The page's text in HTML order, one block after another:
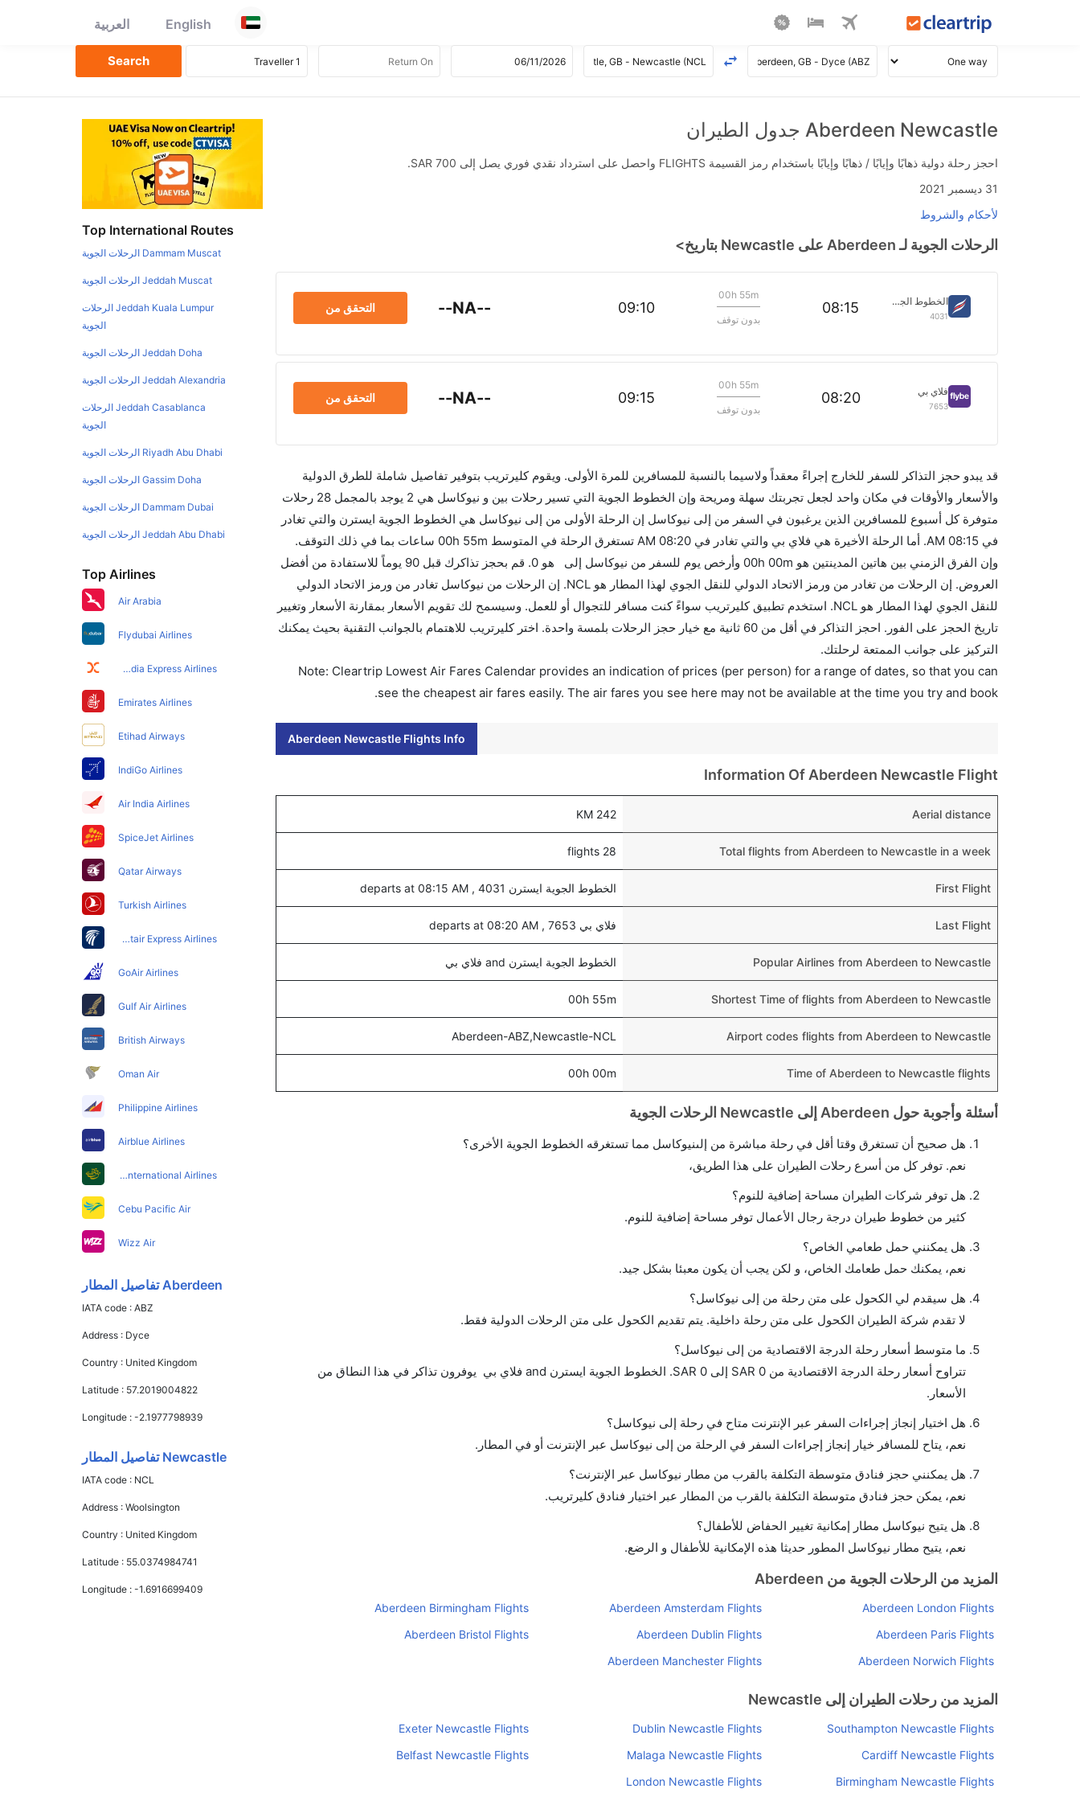
English العربية
Aberdeen Newcastle جدول الطيران
احجز رحلة دولية ذهابًا وإيابًا / ذهابًا وإيابًا باستخدام رمز القسيمة FLIGHTS واحصل على استرداد نقدي فوري يصل إلى SAR 700.
31 ديسمبر 2021
لأحكام والشروط
الرحلات الجوية لـ Aberdeen على Newcastle بتاريخ>
الخطوط الجوية ايسترن
4031
08:15
00h 55m
بدون توقف
09:10
--NA-- التحقق من
فلاي بي
7653
08:20
00h 55m
بدون توقف
09:15
--NA-- التحقق من
قد يبدو حجز التذاكر للسفر للخارج إجراءً معقداً ولاسيما بالنسبة للمسافرين للمرة الأولى. ويقوم كليرتريب بتوفير تفاصيل شاملة للطرق الدولية
والأسعار والأوقات في مكان واحد لجعل تجربتك سهلة ومريحة وإن الخطوط الجوية التي تسير رحلات بين و نيوكاسل هي 2 يوجد بالمجمل 28 رحلات
متوفرة كل أسبوع للمسافرين الذين يرغبون في السفر من إلى نيوكاسل إن الرحلة الأولى من إلى نيوكاسل هي الخطوط الجوية ايسترن والتي تغادر
في 08:15 AM. أما الرحلة الأخيرة هي فلاي بي والتي تغادر في 08:20 AM تستغرق الرحلة في المتوسط 00h 55m ساعات بما في ذلك التوقف.
وإن الفرق الزمني بين هاتين المدينتين هو 00h 00m وأرخص يوم للسفر من نيوكاسل إلى هو 0. قم بحجز تذاكرك قبل 90 يوماً للاستفادة من أفضل
العروض. إن الرحلات من تغادر من ورمز الاتحاد الدولي للنقل الجوي لهذا المطار هو NCL. إن الرحلات من نيوكاسل تغادر من ورمز الاتحاد الدولي
للنقل الجوي لهذا المطار هو NCL. استخدم تطبيق كليرتريب سواءً كنت مسافر للتجوال أو للعمل. وسيسمح لك تقويم الأسعار بمقارنة الأسعار وتغيير
تاريخ الحجز على الفور. احجز التذاكر في أقل من 60 ثانية مع خيار حجز الرحلات بلمسة واحدة. اختر كليرتريب للاهتمام بالجوانب التقنية بحيث يمكنك
التركيز على جوانب الممتعة لرحلتك.
Note: Cleartrip Lowest Air Fares Calendar provides an indication of prices (per person) for a range of dates, so that you can
see the cheapest air fares easily. The air fares you see here may not be available at the time you try and book.
Aberdeen Newcastle Flights Info
Information Of Aberdeen Newcastle Flight
Aerial distance
242 KM
Total flights from Aberdeen to Newcastle in a week
28 flights
First Flight الخطوط الجوية ايسترن 4031 , departs at 08:15 AM
Last Flight فلاي بي 7653 , departs at 08:20 AM
Popular Airlines from Aberdeen to Newcastle الخطوط الجوية ايسترن and فلاي بي
Shortest Time of flights from Aberdeen to Newcastle
00h 55m
Airport codes flights from Aberdeen to Newcastle
Aberdeen-ABZ,Newcastle-NCL
Time of Aberdeen to Newcastle flights
00h 00m
أسئلة وأجوبة حول Aberdeen إلى Newcastle الرحلات الجوية
هل صحيح أن تستغرق وقتا أقل في رحلة مباشرة من إلىنيوكاسل مما تستغرقه الخطوط الجوية الأخرى؟
نعم. توفر كل من أسرع رحلات الطيران على هذا الطريق،
هل توفر شركات الطيران مساحة إضافية للنوم؟
كثير من خطوط طيران درجة رجال الأعمال توفر مساحة إضافية للنوم.
هل يمكنني حمل طعامي الخاص؟
نعم، يمكنك حمل طعامك الخاص، و لكن يجب أن يكون معبئا بشكل جيد.
هل سيقدم لي الكحول على متن رحلة من إلى نيوكاسل؟
لا تقدم شركة الطيران الكحول على متن رحلة داخلية. يتم تقديم الكحول على متن الرحلات الدولية فقط.
ما متوسط أسعار رحلة الدرجة الاقتصادية من إلى نيوكاسل؟
تتراوح أسعار رحلة الدرجة الاقتصادية من SAR 0 إلى SAR 0. الخطوط الجوية ايسترن and فلاي بي يوفرون تذاكر في هذا النطاق من
الأسعار.
هل اختيار إنجاز إجراءات السفر عبر الإنترنت متاح في رحلة إلى نيوكاسل؟
نعم، يتاح للمسافر خيار إنجاز إجراءات السفر في الرحلة من إلى نيوكاسل عبر الإنترنت أو في المطار.
هل يمكنني حجز فنادق متوسطة التكلفة بالقرب من مطار نيوكاسل عبر الإنترنت؟
نعم، يمكن حجز فنادق متوسطة التكلفة بالقرب من المطار عبر اختيار فنادق كليرتريب.
هل يتيح نيوكاسل مطار إمكانية تغيير الحفاض للأطفال؟
نعم، يتيح مطار نيوكاسل المطور حديثا هذه الإمكانية للأطفال و الرضع.
المزيد من الرحلات الجوية من Aberdeen
Aberdeen London Flights
Aberdeen Amsterdam Flights
Aberdeen Birmingham Flights
Aberdeen Paris Flights
Aberdeen Dublin Flights
Aberdeen Bristol Flights
Aberdeen Norwich Flights
Aberdeen Manchester Flights
المزيد من رحلات الطيران إلى Newcastle
Southampton Newcastle Flights
Dublin Newcastle Flights
Exeter Newcastle Flights
Cardiff Newcastle Flights
Malaga Newcastle Flights
Belfast Newcastle Flights
Birmingham Newcastle Flights
London Newcastle Flights
Top International Routes
Dammam Muscat الرحلات الجوية
Jeddah Muscat الرحلات الجوية
Jeddah Kuala Lumpur الرحلات
الجوية
Jeddah Doha الرحلات الجوية
Jeddah Alexandria الرحلات الجوية
Jeddah Casablanca الرحلات
الجوية
Riyadh Abu Dhabi الرحلات الجوية
Gassim Doha الرحلات الجوية
Dammam Dubai الرحلات الجوية
Jeddah Abu Dhabi الرحلات الجوية
Top Airlines
Air Arabia
Flydubai Airlines
Air India Express Airlines
Emirates Airlines
Etihad Airways
IndiGo Airlines
Air India Airlines
SpiceJet Airlines
Qatar Airways
Turkish Airlines
Egyptair Express Airlines
GoAir Airlines
Gulf Air Airlines
British Airways
Oman Air
Philippine Airlines
Airblue Airlines
Pakistan International Airlines
Cebu Pacific Air
Wizz Air
Aberdeen تفاصيل المطار
IATA code :ABZ
Address : Dyce
Country : United Kingdom
Latitude : 57.2019004822
Longitude :-2.1977798939
Newcastle تفاصيل المطار
IATA code : NCL
Address :Woolsington
Country : United Kingdom
Latitude : 55.0374984741
Longitude :-1.6916699409